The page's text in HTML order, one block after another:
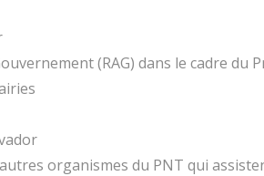
(RAG) dans le cadre du
organismes du PNT qui